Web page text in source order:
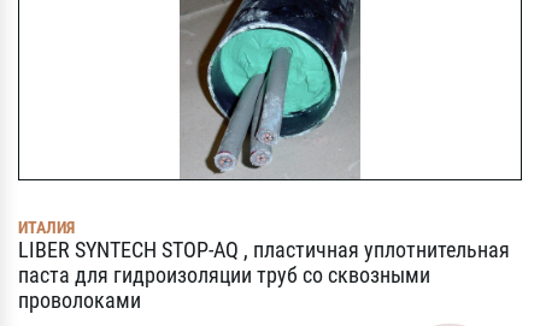
ИТАЛИЯ
LIBER SYNTECH STOP-AQ , пластичная уплотнительная
паста для гидроизоляции труб со сквозными
проволоками